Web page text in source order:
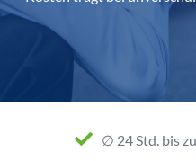
∅ 24 Std. bis